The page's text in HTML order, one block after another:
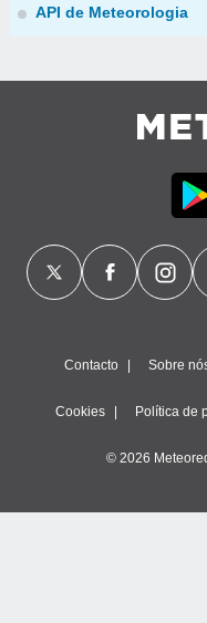
API de Meteorologia
Contacto Sobre
Cookies Política de
© 2026